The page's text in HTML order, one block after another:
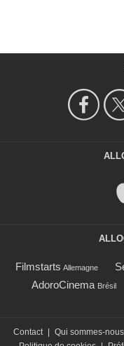
Filmstarts Allemagne
AdoroCinema Brésil
Contact Qui sommes-nous